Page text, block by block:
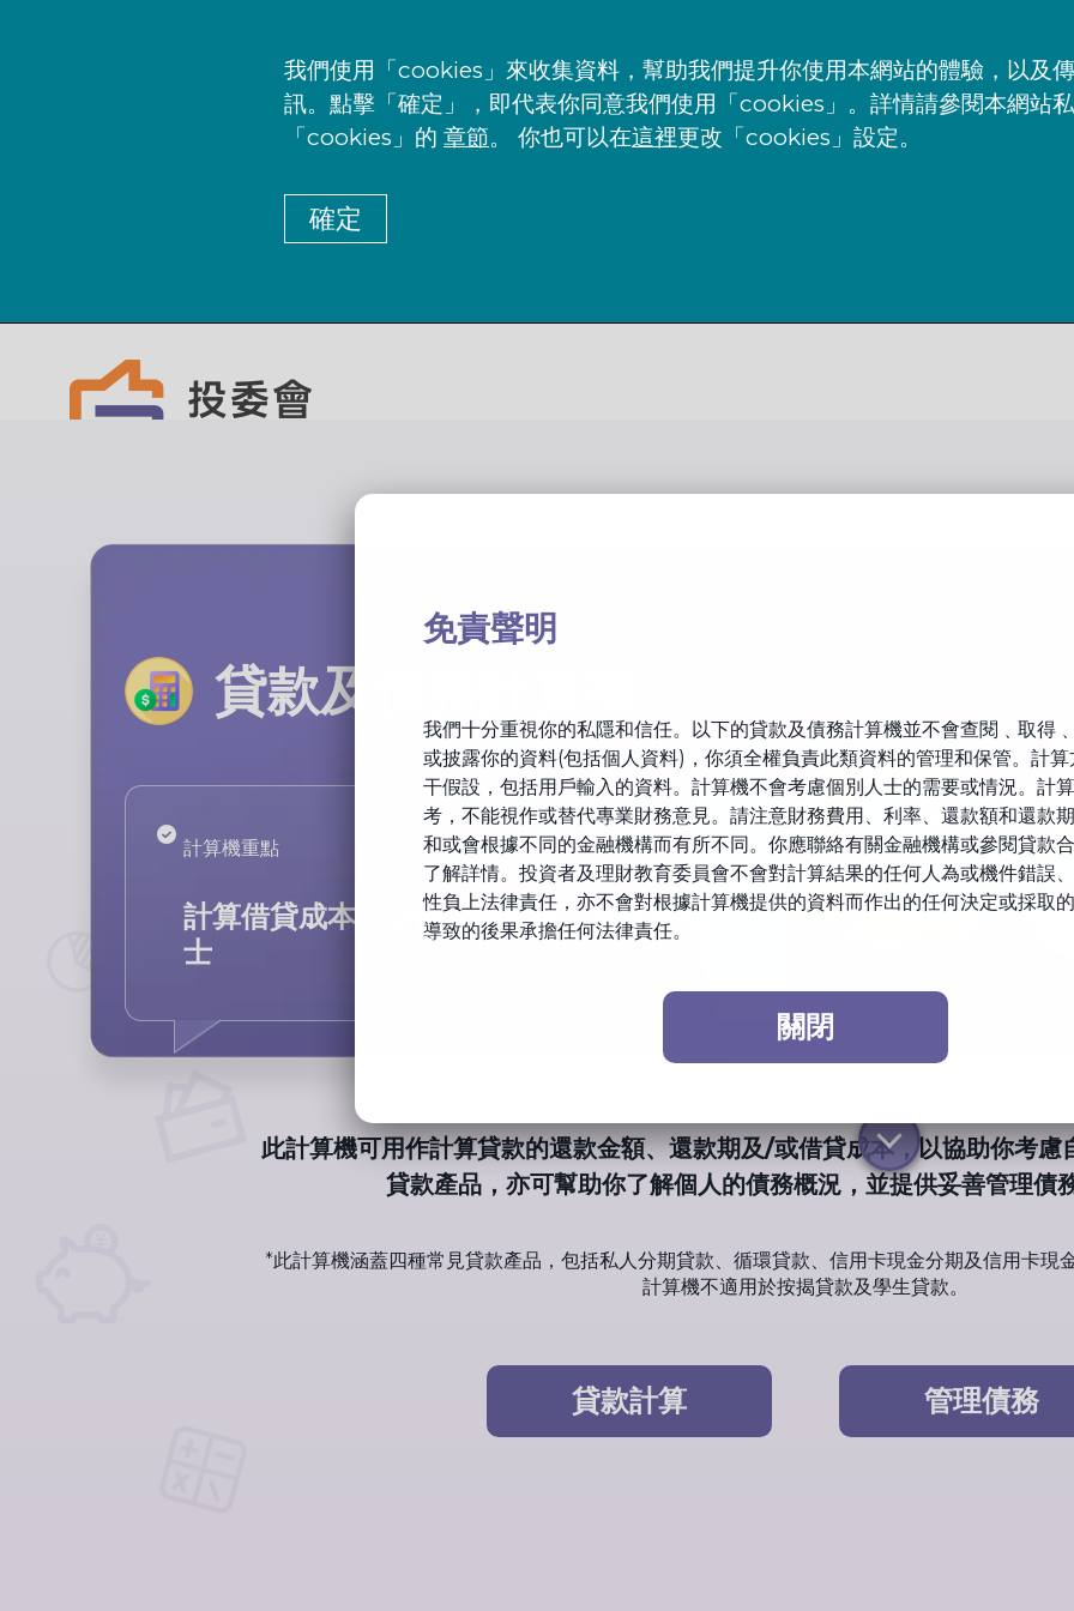
我們使用「cookies」來收集資料，幫助我們提升你使用本網站的體驗，以及
訊。點擊「確定」，即代表你同意我們使用「cookies」。詳情請參閱本網站
「cookies」的 章節。 你也可以在這裡更改「cookies」設定。
確定
貸款及債務計算機
計算機重點
計算借貸成本、助你管理債務及提供實用貼
士
此計算機可用作計算貸款的還款金額、還款期及/或借貸成本，以協助你考慮
貸款產品，亦可幫助你了解個人的債務概況，並提供妥善管理債
*此計算機涵蓋四種常見貸款產品，包括私人分期貸款、循環貸款、信用卡現金分期及信用卡現
計算機不適用於按揭貸款及學生貸款。
貸款計算 管理債務
免責聲明
我們十分重視你的私隱和信任。以下的貸款及債務計算機並不會查閱﹑取得
或披露你的資料(包括個人資料)，你須全權負責此類資料的管理和保管。計
干假設，包括用戶輸入的資料。計算機不會考慮個別人士的需要或情況。計
考，不能視作或替代專業財務意見。請注意財務費用、利率、還款額和還款
和或會根據不同的金融機構而有所不同。你應聯絡有關金融機構或參閱貸款
了解詳情。投資者及理財教育委員會不會對計算結果的任何人為或機件錯誤
性負上法律責任，亦不會對根據計算機提供的資料而作出的任何決定或採取
導致的後果承擔任何法律責任。
關閉